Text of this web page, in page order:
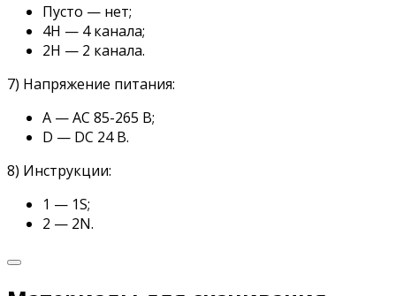
Пусто — нет;
4Н — 4 канала;
2Н — 2 канала.
7) Напряжение питания:
А — AC 85-265 В;
D — DC 24 В.
8) Инструкции:
1 — 1S;
2 — 2N.